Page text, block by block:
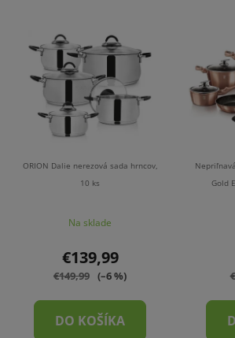
ORION Dalie nerezová sada hrncov,
10 ks
Na sklade
€139,99
€149,99 (–6 %)
DO KOŠÍKA
Gold